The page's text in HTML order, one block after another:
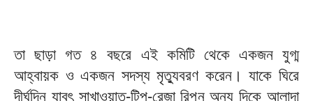
তা ছাড়া গত ৪ বছরে এই কমিটি থেকে একজন যুগ্ম
আহ্বায়ক ও একজন সদস্য মৃত্যুবরণ করেন। যাকে ঘিরে
দীর্ঘদিন যাবৎ সাখাওয়াত-টিপু-রেজা রিপন অন্য দিকে আলাদা